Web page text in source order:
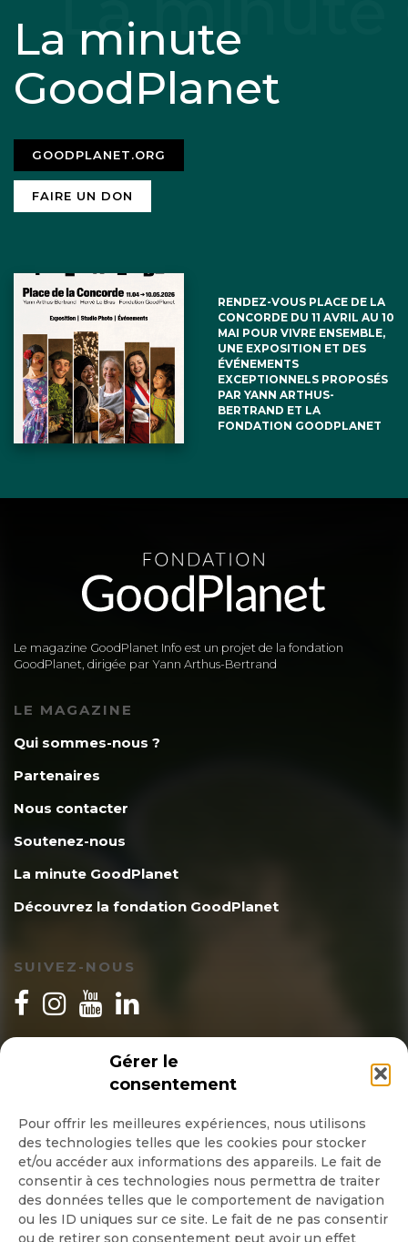
Gérer le
consentement
Pour offrir les meilleures expériences, nous utilisons
des technologies telles que les cookies pour stocker
et/ou accéder aux informations des appareils. Le fait de
consentir à ces technologies nous permettra de traiter
des données telles que le comportement de navigation
ou les ID uniques sur ce site. Le fait de ne pas consentir
ou de retirer son consentement peut avoir un effet
La minute
GoodPlanet
GOODPLANET.ORG
FAIRE UN DON
RENDEZ-VOUS PLACE DE LA
CONCORDE DU 11 AVRIL AU 10
MAI POUR VIVRE ENSEMBLE,
UNE EXPOSITION ET DES
ÉVÉNEMENTS
EXCEPTIONNELS PROPOSÉS
PAR YANN ARTHUS-
BERTRAND ET LA
FONDATION GOODPLANET
Le magazine GoodPlanet Info est un projet de la fondation
GoodPlanet, dirigée par Yann Arthus-Bertrand
LE MAGAZINE
Qui sommes-nous ?
Partenaires
Nous contacter
Soutenez-nous
La minute GoodPlanet
Découvrez la fondation GoodPlanet
SUIVEZ-NOUS
INSCRIPTION NEWSLETTER
Quotidienne
Hebdo
OK